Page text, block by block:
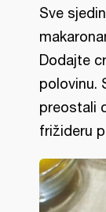
Sve
Dodajte
polovinu.
preostali
frižideru